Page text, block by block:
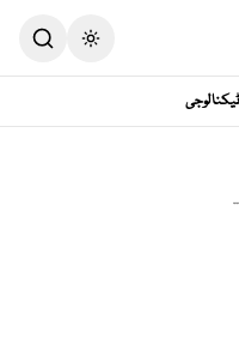
Toggle theme